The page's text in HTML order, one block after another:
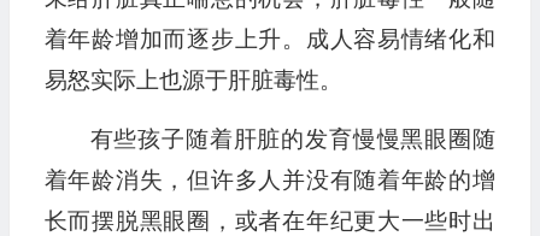
着年龄增加而逐步上升。成人容易情绪化和
易怒实际上也源于肝脏毒性。
有些孩子随着肝脏的发育慢慢黑眼圈随
着年龄消失，但许多人并没有随着年龄的增
长而摆脱黑眼圈，或者在年纪更大一些时出